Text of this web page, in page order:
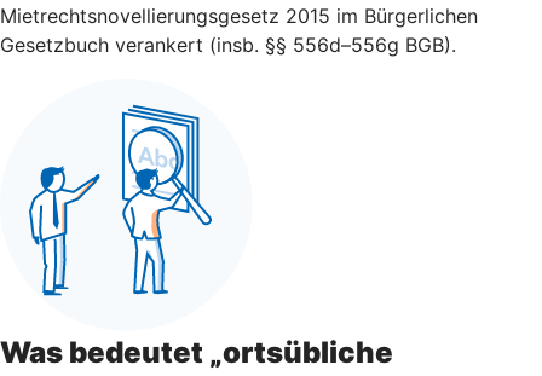
Mietrechtsnovellierungsgesetz 2015 im Bürgerlichen
Gesetzbuch verankert (insb. §§ 556d–556g BGB).
Was bedeutet „ortsübliche